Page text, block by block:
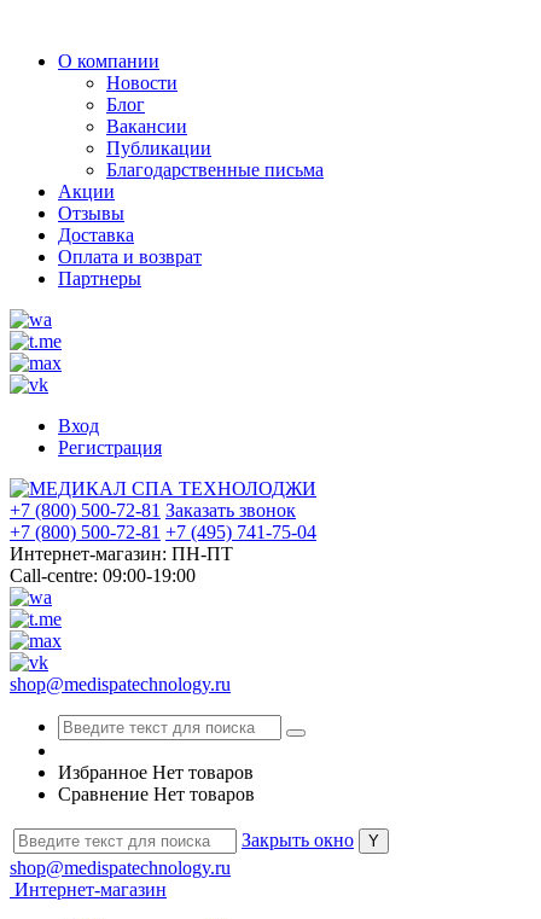
О компании
Новости
Блог
Вакансии
Публикации
Благодарственные письма
Акции
Отзывы
Доставка
Оплата и возврат
Партнеры
Вход
Регистрация
+7 (800) 500-72-81 Заказать звонок
+7 (800) 500-72-81 +7 (495) 741-75-04
Интернет-магазин: ПН-ПТ
Call-centre: 09:00-19:00
shop@medispatechnology.ru
Избранное Нет товаров
Сравнение Нет товаров
Закрыть окно
shop@medispatechnology.ru
Интернет-магазин